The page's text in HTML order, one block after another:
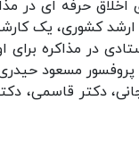
حرفه ای در
کشوری، یک
در مذاکره
مسعود
دکتر قاسمی،